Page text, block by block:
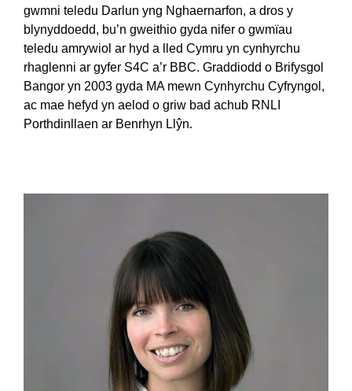
gwmni teledu Darlun yng Nghaernarfon, a dros y
blynyddoedd, bu’n gweithio gyda nifer o gwmïau
teledu amrywiol ar hyd a lled Cymru yn cynhyrchu
rhaglenni ar gyfer S4C a’r BBC. Graddiodd o Brifysgol
Bangor yn 2003 gyda MA mewn Cynhyrchu Cyfryngol,
ac mae hefyd yn aelod o griw bad achub RNLI
Porthdinllaen ar Benrhyn Llŷn.